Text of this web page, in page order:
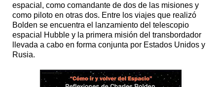
espacial, como comandante de dos de las misiones y
como piloto en otras dos. Entre los viajes que realizó
Bolden se encuentra el lanzamiento del telescopio
espacial Hubble y la primera misión del transbordador
llevada a cabo en forma conjunta por Estados Unidos y
Rusia.